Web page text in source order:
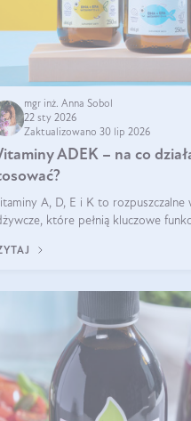
mgr inż. Anna Sobol
22 sty 2026
Zaktualizowano 30 lip 2026
ADEK – na co
A, D, E i K to rozpuszczalne
które pełnią kluczowe
krwi oraz mineralizację